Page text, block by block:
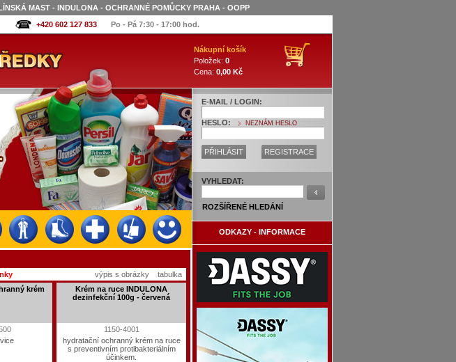
MAST - INDULONA - OCHRANNÉ POMŮCKY PRAHA - OOPP
+420 602 127 833
Po - Pá 7:30 - 17:00 hod.
výpis s obrázky
tabulka
krém
Krém na ruce INDULONA
dezinfekční 100g - červená
1150-4001
hydratační ochranný krém na ruce
s preventivním protibakteriálním
účinkem.
Nákupní košík
Položek: 0
Cena: 0,00 Kč
E-MAIL / LOGIN:
HESLO: NEZNÁM HESLO
PŘIHLÁSIT REGISTRACE
VYHLEDAT:
ROZŠÍŘENÉ HLEDÁNÍ
ODKAZY - INFORMACE